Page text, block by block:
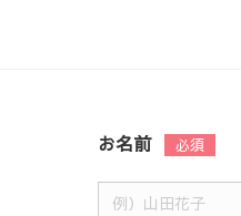
お名前